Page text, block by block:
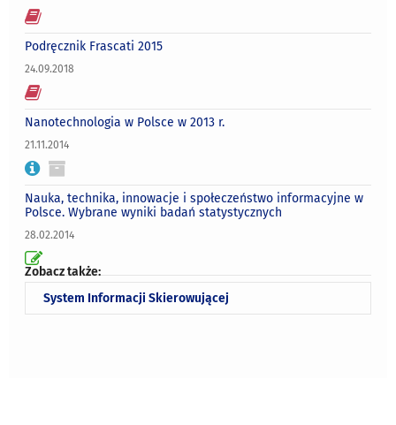
Podręcznik Frascati 2015
24.09.2018
Nanotechnologia w Polsce w 2013 r.
21.11.2014
Nauka, technika, innowacje i społeczeństwo informacyjne w
Polsce. Wybrane wyniki badań statystycznych
28.02.2014
Zobacz także:
System Informacji Skierowującej